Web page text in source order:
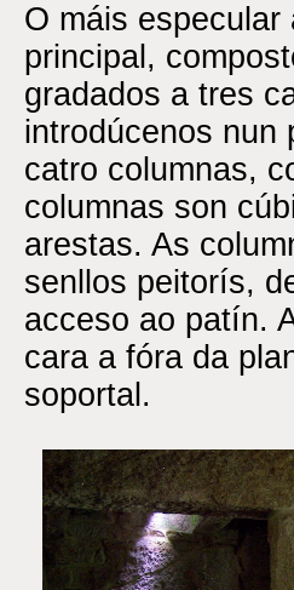
O máis
principal,
gradados a tres
introdúcenos nun
catro columnas,
columnas son
arestas. As
senllos peitorís,
acceso ao patín.
cara a fóra da
soportal.